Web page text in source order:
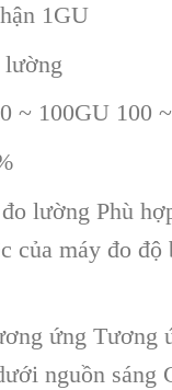
1GU
lường
~ 100GU 100
lường Phù
của máy đo độ
ứng Tương
nguồn sáng